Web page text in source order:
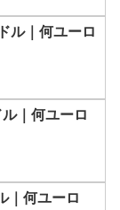
ル｜何ユーロ
｜何ユーロ
｜何ユーロ